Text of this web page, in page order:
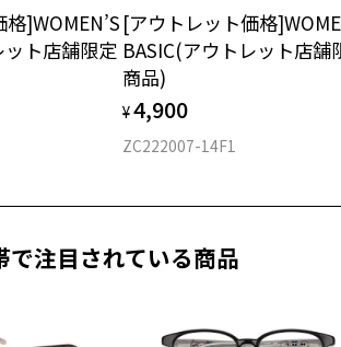
約137mm
約44mm
モレンズ、アタッチメント込みの重さ
測定無料
早めに発見するために、定期的な視
すめいたします。
り具合調整無料
でフレームのみ購入して、
きます
交換券」をお選びいただくと、実店舗で
度付きレンズ（標準セットレンズ）へ無
。
いただけます
にて度数を測定いただけます（無料）。
ダウンロードしてお使いください。
]WOMEN’S
ット店舗限定
[アウトレット価格
BASIC(アウトレット店舗
商品)
¥4,900
ZC222007-14F1
で注目されている商品